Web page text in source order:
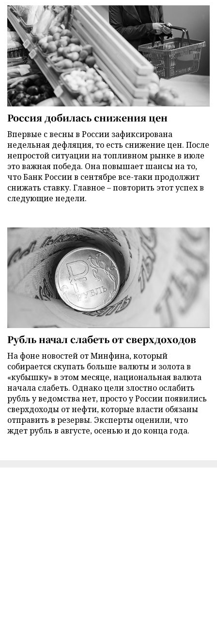
Россия добилась снижения цен
Впервые с весны в России зафиксирована
недельная дефляция, то есть снижение цен. После
непростой ситуации на топливном рынке в июле
это важная победа. Она повышает шансы на то,
что Банк России в сентябре все-таки продолжит
снижать ставку. Главное – повторить этот успех в
следующие недели.
Рубль начал слабеть от сверхдоходов
На фоне новостей от Минфина, который
собирается скупать больше валюты и золота в
«кубышку» в этом месяце, национальная валюта
начала слабеть. Однако цели злостно ослабить
рубль у ведомства нет, просто у России появились
сверхдоходы от нефти, которые власти обязаны
отправить в резервы. Эксперты оценили, что
ждет рубль в августе, осенью и до конца года.